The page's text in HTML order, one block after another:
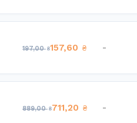
197,00₴157,60 ₴ -
889,00₴711,20 ₴ -